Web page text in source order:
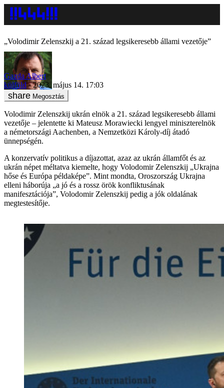
„Volodimir Zelenszkij a 21. század legsikeresebb állami vezetője”
Gazda Albert
külföld
2023. május 14. 17:03
Megosztás
Volodimir Zelenszkij ukrán elnök a 21. század legsikeresebb állami
vezetője – jelentette ki Mateusz Morawiecki lengyel miniszterelnök
a németországi Aachenben, a Nemzetközi Károly-díj átadó
ünnepségén.
A konzervatív politikus a díjazottat, azaz az ukrán államfőt és az
ukrán népet méltatva kiemelte, hogy Volodomir Zelenszkij „Ukrajna
hőse és Európa példaképe”. Mint mondta, Oroszország Ukrajna
elleni háborúja „a jó és a rossz örök konfliktusának
manifesztációja”, Volodomir Zelenszkij pedig a jók oldalának
megtestesítője.